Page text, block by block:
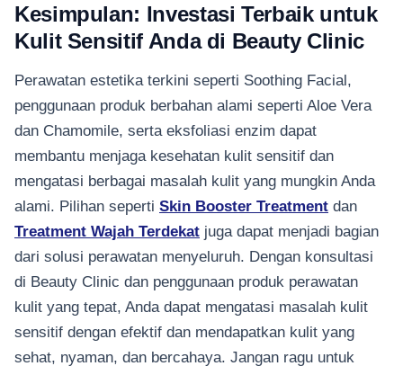
Kesimpulan: Investasi Terbaik untuk
Kulit Sensitif Anda di Beauty Clinic
Perawatan estetika terkini seperti Soothing Facial,
penggunaan produk berbahan alami seperti Aloe Vera
dan Chamomile, serta eksfoliasi enzim dapat
membantu menjaga kesehatan kulit sensitif dan
mengatasi berbagai masalah kulit yang mungkin Anda
alami. Pilihan seperti Skin Booster Treatment dan
Treatment Wajah Terdekat juga dapat menjadi bagian
dari solusi perawatan menyeluruh. Dengan konsultasi
di Beauty Clinic dan penggunaan produk perawatan
kulit yang tepat, Anda dapat mengatasi masalah kulit
sensitif dengan efektif dan mendapatkan kulit yang
sehat, nyaman, dan bercahaya. Jangan ragu untuk